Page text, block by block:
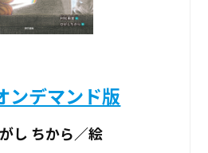
ンデマンド版
し ちから／絵